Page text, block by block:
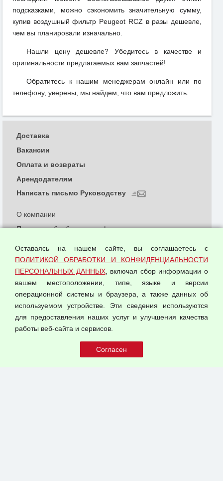
подсказками, можно сэкономить значительную сумму,
купив воздушный фильтр Peugeot RCZ в разы дешевле,
чем вы планировали изначально.
Нашли цену дешевле? Убедитесь в качестве и
оригинальности предлагаемых вам запчастей!
Обратитесь к нашим менеджерам онлайн или по
телефону, уверены, мы найдем, что вам предложить.
© 2026 ООО "Феникс"
О компании
Политика обработки и конфиденциальности
Согласием на обработку персональных данных
Оферта оптовой купли-продажи
Публичная оферта
Доставка
Вакансии
Оплата и возвраты
Арендодателям
Написать письмо Руководству
Оставаясь на нашем сайте, вы соглашаетесь с
ПОЛИТИКОЙ ОБРАБОТКИ И КОНФИДЕНЦИАЛЬНОСТИ
ПЕРСОНАЛЬНЫХ ДАННЫХ, включая сбор информации о
вашем местоположении, типе, языке и версии
операционной системы и браузера, а также данных об
используемом устройстве. Эти сведения используются
для предоставления наших услуг и улучшения качества
работы веб-сайта и сервисов.